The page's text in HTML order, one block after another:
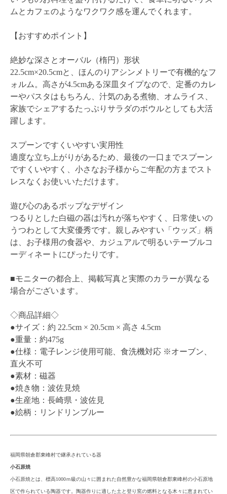
ムとカフェのようなワクワク感を運んでくれます。
【おすすめポイント】
絶妙な深さとオーバル（楕円）形状
22.5cm×20.5cmと、ほんのりアシンメトリーで有機的なフ
ォルム。高さが4.5cmある深皿タイプなので、定番のカレ
ーやパスタはもちろん、汁気のある煮物、オムライス、
家族でシェアするたっぷりサラダのボウルとしても大活
躍します。
スプーンですくいやすい実用性
適度な立ち上がりがあるため、最後の一口までスプーン
ですくいやすく、小さなお子様からご年配の方までスト
レスなくお使いいただけます。
遊び心のあるポップなデザイン
つるりとした白磁の器は汚れが落ちやすく、日常使いの
うつわとして大変優秀です。親しみやすい「ウッズ」柄
は、お子様用の食器や、カジュアルで明るいテーブルコ
ーディネートにぴったりです。
■モニターの都合上、掲載写真と実際のカラーが異なる
場合がございます。
◇商品詳細◇
●サイズ：約 22.5cm × 20.5cm × 高さ 4.5cm
●重量：約475g
●仕様：電子レンジ使用可能、食洗機対応 ※オーブン、
直火不可
●素材：磁器
●焼き物：波佐見焼
●生産地：長崎県・波佐見
●絵柄：リンドリンブルー
福岡県朝倉郡東峰村で継承されている器
小石原焼
小石原焼とは、標高1000ｍ級の山々に囲まれた自然豊かな福岡県朝倉郡東峰村の小石原地
区で作られている陶器です。陶器作りに適した土と登り窯の燃料となる木々に恵まれてい